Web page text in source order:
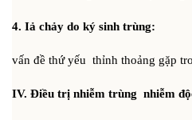
4. Iả chảy do ký sinh trùng:
vấn đề thứ yếu thỉnh thoảng gặp
IV. Điều trị nhiễm trùng nhiễm